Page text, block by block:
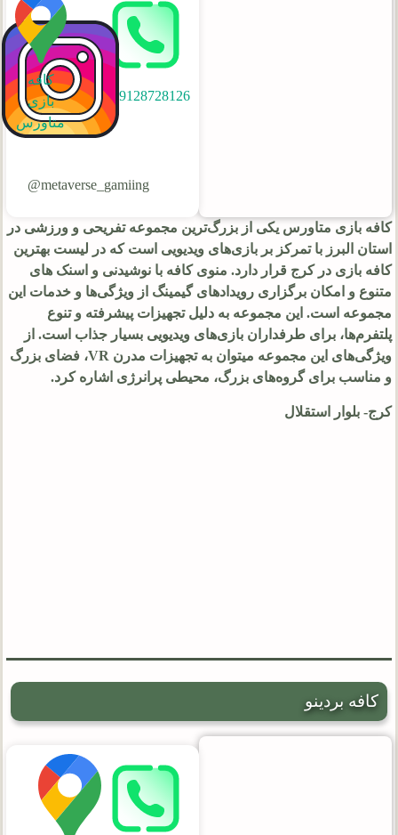
09128728126
metaverse_gamiing@
کافه
بازی
متاورس
کافه بازی متاورس یکی از بزرگ‌ترین مجموعه تفریحی و ورزشی در
استان البرز با تمرکز بر بازی‌های ویدیویی است که در لیست بهترین
کافه بازی در کرج قرار دارد. منوی کافه با نوشیدنی و اسنک های
متنوع و امکان برگزاری رویدادهای گیمینگ از ویژگی‌ها و خدمات این
مجموعه است. این مجموعه به دلیل تجهیزات پیشرفته و تنوع
پلتفرم‌ها، برای طرفداران بازی‌های ویدیویی بسیار جذاب است. از
ویژگی‌های این مجموعه میتوان به تجهیزات مدرن VR، فضای بزرگ
و مناسب برای گروه‌های بزرگ، محیطی پرانرژی اشاره کرد.
کرج- بلوار استقلال
کافه بردینو